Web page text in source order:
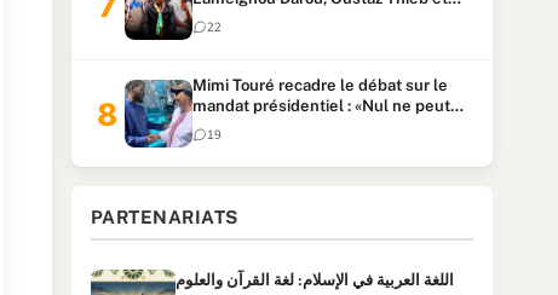
Ndiaye Touba lourdement
condamnés
22
Mimi Touré recadre le débat sur le
mandat présidentiel : «Nul ne peut
faire plus de deux mandats
consécutifs de 5 ans»
19
PARTENARIATS
اللغة العربية في الإسلام: لغة القرآن والعلوم